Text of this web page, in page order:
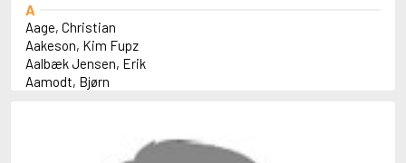
A
Aage, Christian
Aakeson, Kim Fupz
Aalbæk Jensen, Erik
Aamodt, Bjørn